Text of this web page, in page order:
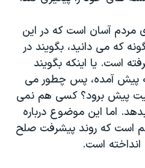
مردم آسان است که در اين
که می دانيد، بگويند در
است. يا اينکه بگويند
پيش آمده، پس چطور می
پيش برود؟ کسی هم نمی
اما اين موضوع درباره
است که روند پيشرفت صلح